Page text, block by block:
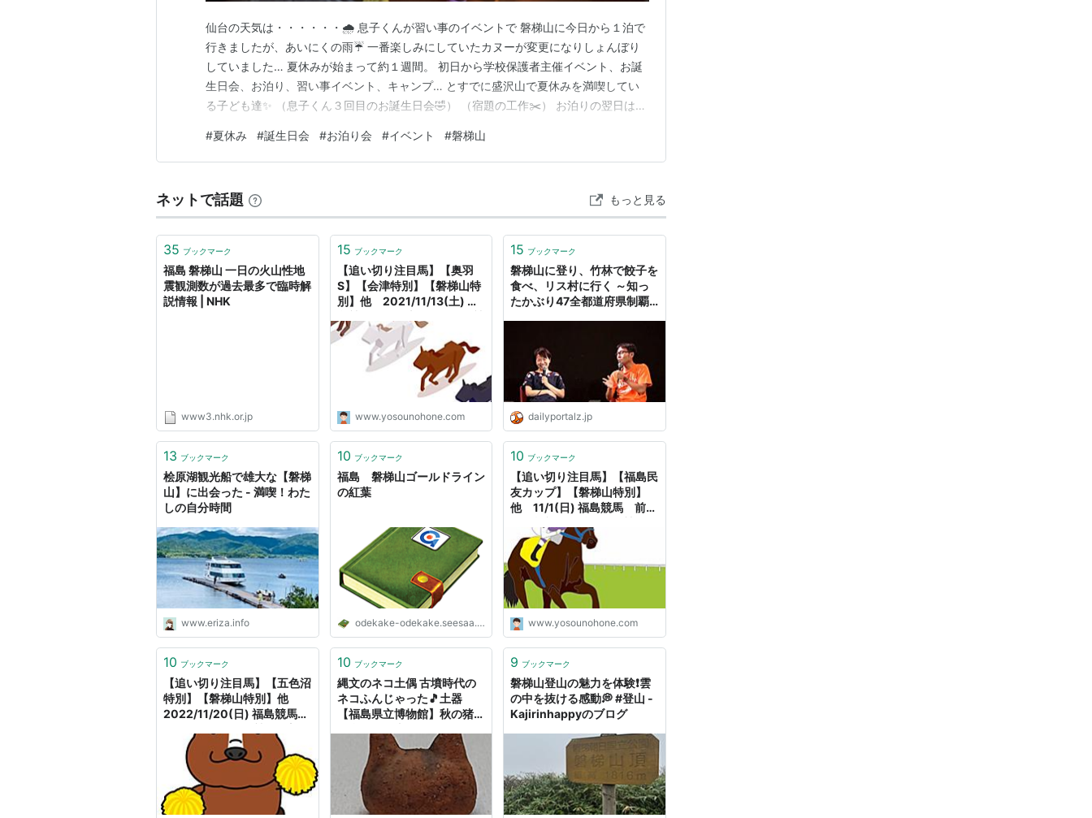
仙台の天気は・・・・・・🌧️ 息子くんが習い事のイベントで 磐梯山に今日から１泊で
行きましたが、あいにくの雨☔ 一番楽しみにしていたカヌーが変更になりしょんぼり
していました… 夏休みが始まって約１週間。 初日から学校保護者主催イベント、お誕
生日会、お泊り、習い事イベント、キャンプ… とすでに盛沢山で夏休みを満喫してい
る子ども達✨ （息子くん３回目のお誕生日会🤣） （宿題の工作✂️） お泊りの翌日はパ
笑 ママ達はその間お茶会を…☕💗良い息抜きになりました！ ７月もあと1週間。 で
も、まだまだ長い夏休み。 体調に気を付…
#夏休み #誕生日会 #お泊り会 #イベント #磐梯山
ネットで話題 もっと見る
35 ブックマーク
福島 磐梯山 一日の火山性地
震観測数が過去最多で臨時解
説情報 | NHK
www3.nhk.or.jp
15 ブックマーク
【追い切り注目馬】【奥羽
S】【会津特別】【磐梯山特
別】他 2021/11/13(土) 福
馬予想のホネ【坂路ビシビシ
の日々〜 重賞予想と追い切
り注目馬＆レース回顧】
www.yosounohone.com
15 ブックマーク
磐梯山に登り、竹林で餃子を
食べ、リス村に行く ～知っ
たかぶり47全都道府県制覇
dailyportalz.jp
13 ブックマーク
桧原湖観光船で雄大な【磐梯
山】に出会った - 満喫！わた
しの自分時間
www.eriza.info
10 ブックマーク
福島 磐梯山ゴールドライン
の紅葉
odekake-odekake.seesaa.net
10 ブックマーク
【追い切り注目馬】【福島民
友カップ】【磐梯山特別】
他 11/1(日) 福島競馬 前走
想のホネ【坂路ビシビシの
日々〜 重賞予想と追い切り
注目馬＆レース回顧】
www.yosounohone.com
10 ブックマーク
【追い切り注目馬】【五色沼
特別】【磐梯山特別】他
2022/11/20(日) 福島競馬
ホネ【坂路ビシビシの日々〜
重賞予想と追い切り注目馬＆
レース回顧】
10 ブックマーク
縄文のネコ土偶 古墳時代の
ネコふんじゃった🎵土器
【福島県立博物館】秋の猪苗
ことだまの国
9 ブックマーク
磐梯山登山の魅力を体験❗️雲
の中を抜ける感動💭 #登山 -
Kajirinhappyのブログ